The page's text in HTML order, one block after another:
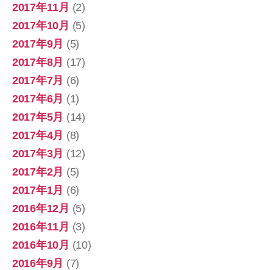
2017年11月 (2)
2017年10月 (5)
2017年9月 (5)
2017年8月 (17)
2017年7月 (6)
2017年6月 (1)
2017年5月 (14)
2017年4月 (8)
2017年3月 (12)
2017年2月 (5)
2017年1月 (6)
2016年12月 (5)
2016年11月 (3)
2016年10月 (10)
2016年9月 (7)